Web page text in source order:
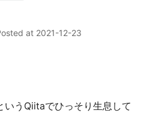
at 2021-12-23
うQiitaでひっそり生息して